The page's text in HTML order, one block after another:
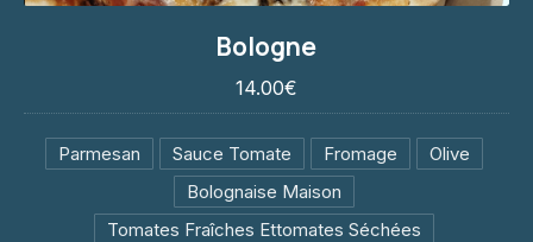
Bologne
14.00€
Parmesan Sauce Tomate Fromage
Olive
Bolognaise Maison
Tomates Fraîches Ettomates Séchées